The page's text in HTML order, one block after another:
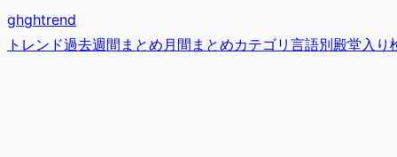
ghghtrend
トレンド過去週間まとめ月間まとめカテゴリ 言語別殿堂入り